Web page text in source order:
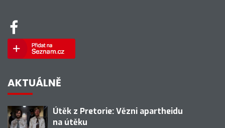
AKTUÁLNĚ
Útěk z Pretorie: Vězni apartheidu
na útěku